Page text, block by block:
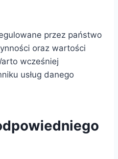
przez państwo
oraz wartości
wcześniej
usług danego